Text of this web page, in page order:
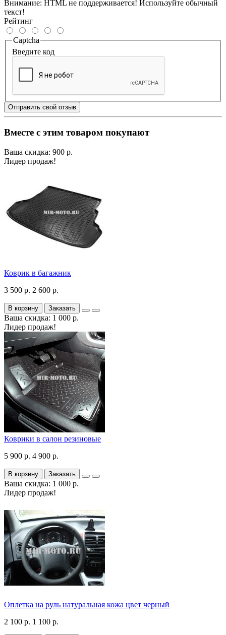
Внимание: HTML не поддерживается! Используйте обычный
текст!
Рейтинг
Captcha
Введите код
Отправить свой отзыв
Вместе с этим товаром покупают
Ваша скидка: 900 р.
Лидер продаж!
Коврик в багажник
3 500 р. 2 600 р.
В корзину Заказать
Ваша скидка: 1 000 р.
Лидер продаж!
Коврики в салон резиновые
5 900 р. 4 900 р.
В корзину Заказать
Ваша скидка: 1 000 р.
Лидер продаж!
Оплетка на руль натуральная кожа цвет черный
2 100 р. 1 100 р.